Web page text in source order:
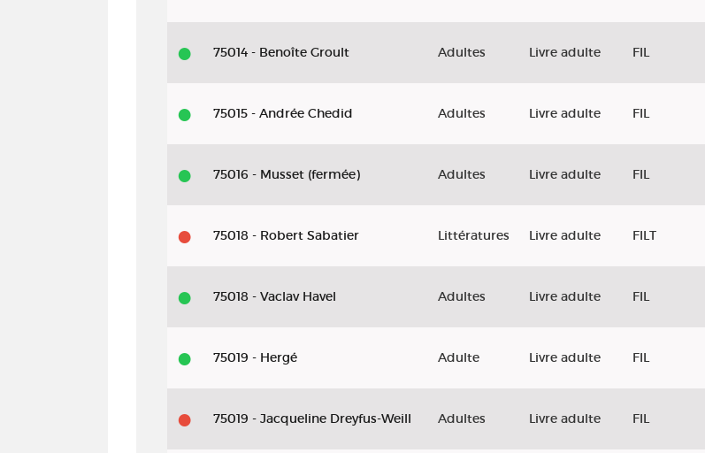
75014 - Benoîte Groult Adultes Livre adulte FIL
75015 - Andrée Chedid Adultes Livre adulte FIL
75016 - Musset (fermée) Adultes Livre adulte FIL
75018 - Robert Sabatier Littératures Livre adulte FILT
75018 - Vaclav Havel Adultes Livre adulte FIL
75019 - Hergé Adulte Livre adulte FIL
75019 - Jacqueline Dreyfus-Weill Adultes Livre adulte FIL